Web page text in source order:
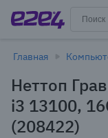
Главная
Неттоп
i3 13100,
(208422)